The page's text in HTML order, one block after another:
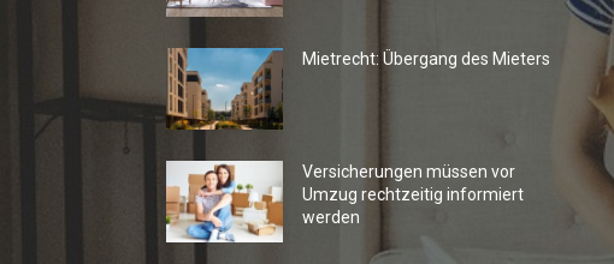
Mietrecht: Übergang des Mieters
Versicherungen müssen vor
Umzug rechtzeitig informiert
werden